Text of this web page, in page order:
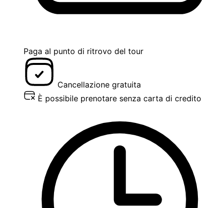
Paga al punto di ritrovo del tour
Cancellazione gratuita
È possibile prenotare senza carta di credito